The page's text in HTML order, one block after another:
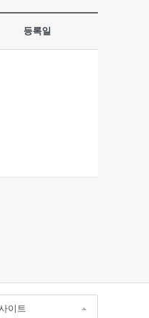
등록일
이트